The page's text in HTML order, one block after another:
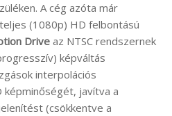
A cég azóta már
(1080p) HD felbontású
Drive az NTSC rendszernek
képváltás
interpolációs
képminőségét, javítva a
(csökkentve a